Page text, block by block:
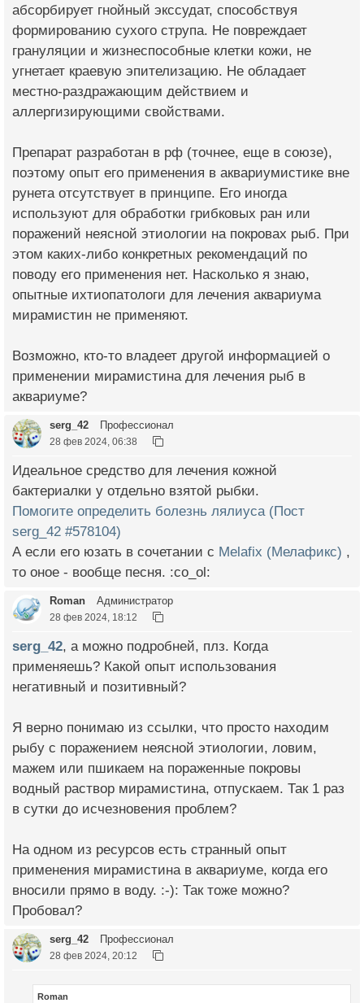
абсорбирует гнойный экссудат, способствуя
формированию сухого струпа. Не повреждает
грануляции и жизнеспособные клетки кожи, не
угнетает краевую эпителизацию. Не обладает
местно-раздражающим действием и
аллергизирующими свойствами.
Препарат разработан в рф (точнее, еще в союзе),
поэтому опыт его применения в аквариумистике вне
рунета отсутствует в принципе. Его иногда
используют для обработки грибковых ран или
поражений неясной этиологии на покровах рыб. При
этом каких-либо конкретных рекомендаций по
поводу его применения нет. Насколько я знаю,
опытные ихтиопатологи для лечения аквариума
мирамистин не применяют.
Возможно, кто-то владеет другой информацией о
применении мирамистина для лечения рыб в
аквариуме?
serg_42 Профессионал
28 фев 2024, 06:38
Идеальное средство для лечения кожной
бактериалки у отдельно взятой рыбки.
Помогите определить болезнь лялиуса (Пост
serg_42 #578104)
А если его юзать в сочетании с Melafix (Мелафикс) ,
то оное - вообще песня. :co_ol:
Roman Администратор
28 фев 2024, 18:12
serg_42, а можно подробней, плз. Когда
применяешь? Какой опыт использования
негативный и позитивный?
Я верно понимаю из ссылки, что просто находим
рыбу с поражением неясной этиологии, ловим,
мажем или пшикаем на пораженные покровы
водный раствор мирамистина, отпускаем. Так 1 раз
в сутки до исчезновения проблем?
На одном из ресурсов есть странный опыт
применения мирамистина в аквариуме, когда его
вносили прямо в воду. :-): Так тоже можно?
Пробовал?
serg_42 Профессионал
28 фев 2024, 20:12
Roman